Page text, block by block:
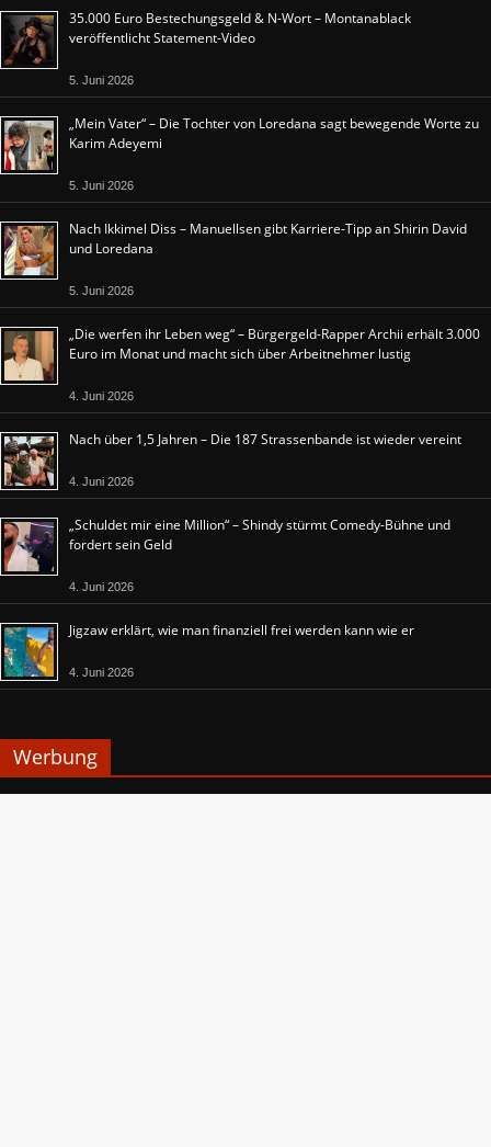
35.000 Euro Bestechungsgeld & N-Wort – Montanablack
veröffentlicht Statement-Video
5. Juni 2026
„Mein Vater“ – Die Tochter von Loredana sagt bewegende Worte zu
Karim Adeyemi
5. Juni 2026
Nach Ikkimel Diss – Manuellsen gibt Karriere-Tipp an Shirin David
und Loredana
5. Juni 2026
„Die werfen ihr Leben weg“ – Bürgergeld-Rapper Archii erhält 3.000
Euro im Monat und macht sich über Arbeitnehmer lustig
4. Juni 2026
Nach über 1,5 Jahren – Die 187 Strassenbande ist wieder vereint
4. Juni 2026
„Schuldet mir eine Million“ – Shindy stürmt Comedy-Bühne und
fordert sein Geld
4. Juni 2026
Jigzaw erklärt, wie man finanziell frei werden kann wie er
4. Juni 2026
Werbung